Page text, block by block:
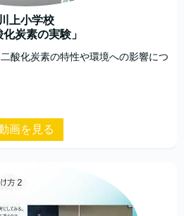
川上小学校
化炭素の実験」
酸化炭素の特性や環境への影響につ
画を見る